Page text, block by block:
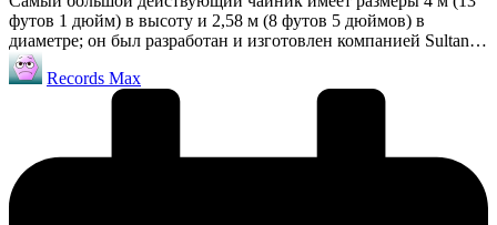
футов 1 дюйм) в высоту и 2,58 м (8 футов 5 дюймов) в
диаметре; он был разработан и изготовлен компанией Sultan…
Запись
от
Records Max